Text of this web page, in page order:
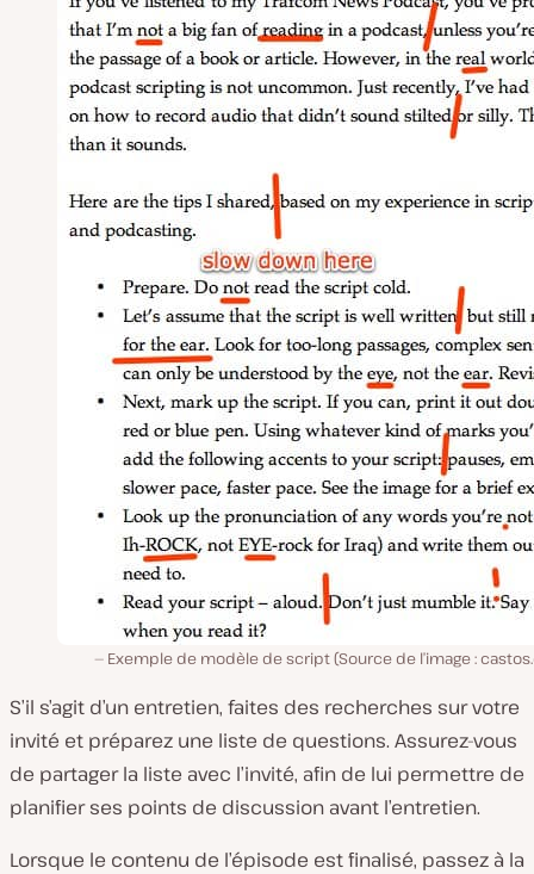
Exemple de modèle de script (Source de l’image :
S’il s’agit d’un entretien, faites des recherches sur votre
invité et préparez une liste de questions. Assurez-vous
de partager la liste avec l’invité, afin de lui permettre de
planifier ses points de discussion avant l’entretien.
Lorsque le contenu de l’épisode est finalisé, passez à la